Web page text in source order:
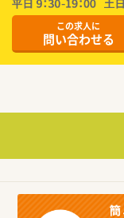
この求人に
問い合わせる